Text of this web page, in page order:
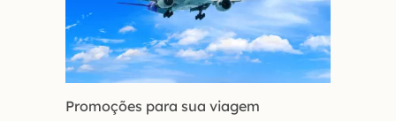
Promoções para sua viagem